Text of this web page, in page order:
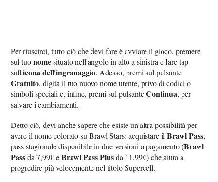
Per riuscirci, tutto ciò che devi fare è avviare il gioco, premere
sul tuonomesituato nell'angolo in alto a sinistra e fare tap
sull'icona dell'ingranaggio. Adesso, premi sul pulsante
Gratuito, digita il tuo nuovo nome utente, privo di codici o
simboli speciali e, infine, premi sul pulsanteContinua, per
salvare i cambiamenti.
Detto ciò, devi anche sapere che esiste un'altra possibilità per
avere il nome colorato su Brawl Stars: acquistare ilBrawl Pass,
pass stagionale disponibile in due versioni a pagamento (Brawl
Passda 7,99€ eBrawl Pass Plusda 11,99€) che aiuta a
progredire più velocemente nel titolo Supercell.